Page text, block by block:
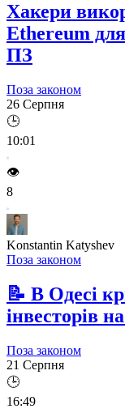
Хакери
Ethereum
ПЗ
Поза законом
26 Серпня
🕒
10:01
👁️
8
Konstantin Katyshev
Поза законом
📝 В Одесі
інвесторів
Поза законом
21 Серпня
🕒
16:49